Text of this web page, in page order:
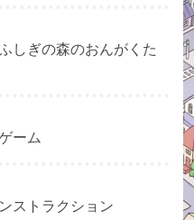
しぎの森のおんがくた
ーム
ストラクション